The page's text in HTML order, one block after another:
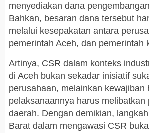
menyediakan dana
Bahkan, besaran dana tersebut
melalui kesepakatan antara
pemerintah Aceh, dan pemerintah
Artinya, CSR dalam konteks
di Aceh bukan sekadar inisiatif
perusahaan, melainkan kewajiban
pelaksanaannya harus melibatkan
daerah. Dengan demikian,
Barat dalam mengawasi CSR